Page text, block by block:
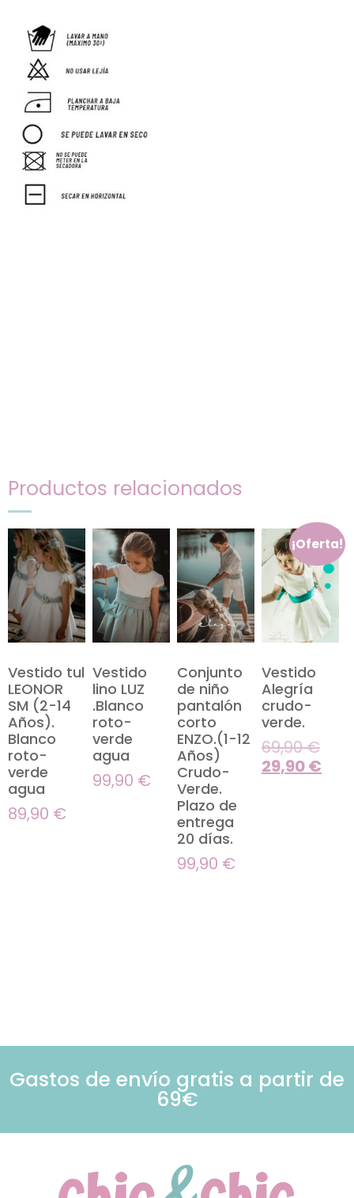
Productos relacionados
Vestido tul
LEONOR
SM (2-14
Años).
Blanco
roto-
verde
agua
89,90 €
¡Oferta!
Vestido
Alegría
crudo-
verde.
69,90€
29,90€
Vestido
lino LUZ
.Blanco
roto-
verde
agua
99,90 €
Conjunto
de niño
pantalón
corto
ENZO.(1-12
Años)
Crudo-
Verde.
Plazo de
entrega
20 días.
99,90 €
Gastos de envío gratis a partir de
69€